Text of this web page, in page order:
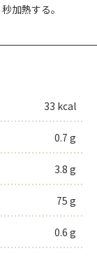
加熱する。
33 kcal
0.7 g
3.8 g
75 g
0.6 g